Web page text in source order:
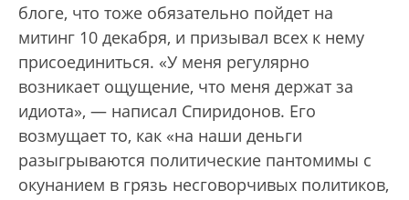
блоге, что тоже обязательно пойдет на
митинг 10 декабря, и призывал всех к нему
присоединиться. «У меня регулярно
возникает ощущение, что меня держат за
идиота», — написал Спиридонов. Его
возмущает то, как «на наши деньги
разыгрываются политические пантомимы с
окунанием в грязь несговорчивых политиков,